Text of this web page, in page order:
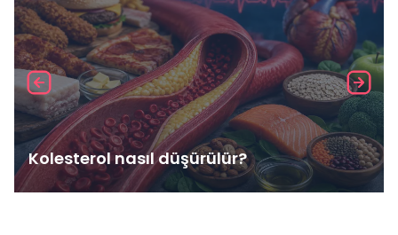
Kolesterol nasıl düşürülür?